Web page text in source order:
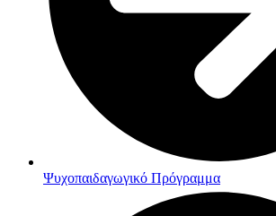
Ψυχοπαιδαγωγικό Πρόγραμμα